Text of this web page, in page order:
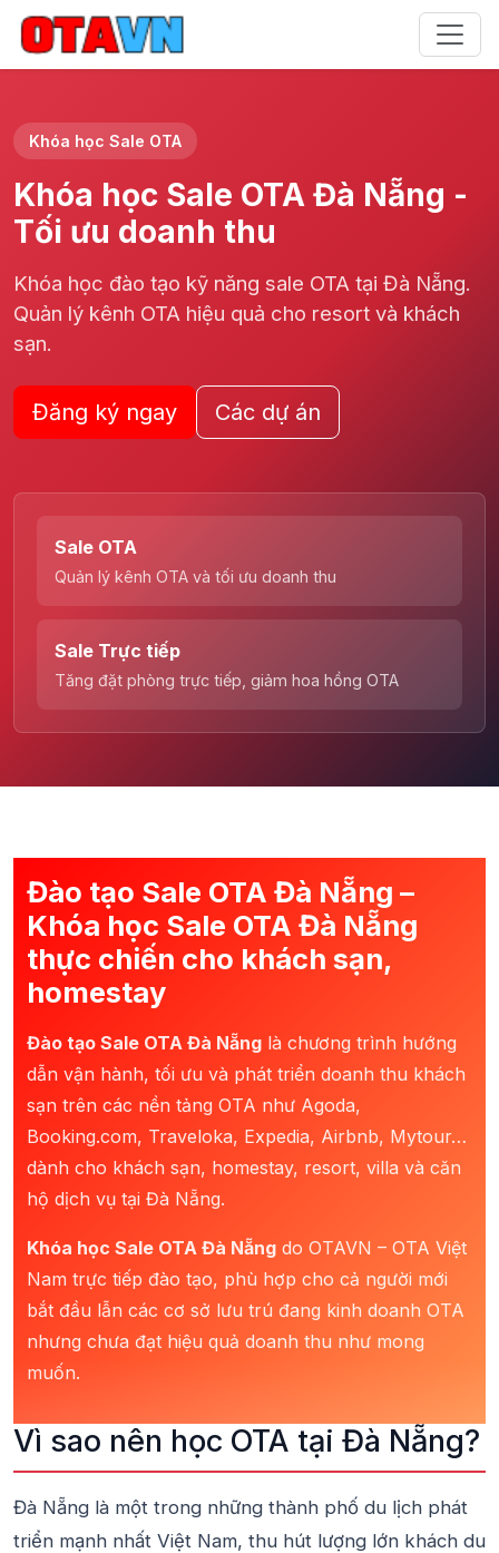
Khóa học Sale OTA
Khóa học Sale OTA Đà Nẵng -
Tối ưu doanh thu
Khóa học đào tạo kỹ năng sale OTA tại Đà Nẵng.
Quản lý kênh OTA hiệu quả cho resort và khách
sạn.
Đăng ký ngay Các dự án
Sale OTA
Quản lý kênh OTA và tối ưu doanh thu
Sale Trực tiếp
Tăng đặt phòng trực tiếp, giảm hoa hồng OTA
Đào tạo Sale OTA Đà Nẵng –
Khóa học Sale OTA Đà Nẵng
thực chiến cho khách sạn,
homestay
Đào tạo Sale OTA Đà Nẵng là chương trình hướng
dẫn vận hành, tối ưu và phát triển doanh thu khách
sạn trên các nền tảng OTA như Agoda,
Booking.com, Traveloka, Expedia, Airbnb, Mytour…
dành cho khách sạn, homestay, resort, villa và căn
hộ dịch vụ tại Đà Nẵng.
Khóa học Sale OTA Đà Nẵng do OTAVN – OTA Việt
Nam trực tiếp đào tạo, phù hợp cho cả người mới
bắt đầu lẫn các cơ sở lưu trú đang kinh doanh OTA
nhưng chưa đạt hiệu quả doanh thu như mong
muốn.
Vì sao nên học OTA tại Đà Nẵng?
Đà Nẵng là một trong những thành phố du lịch phát
triển mạnh nhất Việt Nam, thu hút lượng lớn khách du